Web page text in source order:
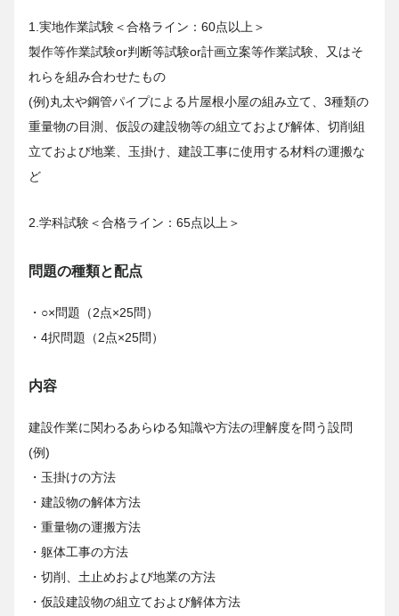
1.実地作業試験＜合格ライン：60点以上＞
製作等作業試験or判断等試験or計画立案等作業試験、又はそ
れらを組み合わせたもの
(例)丸太や鋼管パイプによる片屋根小屋の組み立て、3種類の
重量物の目測、仮設の建設物等の組立ておよび解体、切削組
立ておよび地業、玉掛け、建設工事に使用する材料の運搬な
ど
2.学科試験＜合格ライン：65点以上＞
問題の種類と配点
・○×問題（2点×25問）
・4択問題（2点×25問）
内容
建設作業に関わるあらゆる知識や方法の理解度を問う設問
(例)
・玉掛けの方法
・建設物の解体方法
・重量物の運搬方法
・躯体工事の方法
・切削、土止めおよび地業の方法
・仮設建設物の組立ておよび解体方法